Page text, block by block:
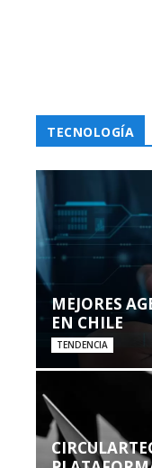
TECNOLOGÍA
MEJORES
EN CHILE
TENDENCIA